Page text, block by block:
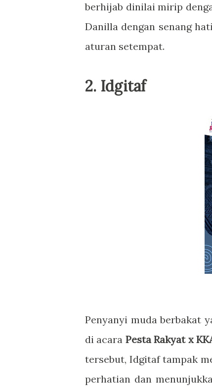
berhijab dinilai mirip
Danilla dengan senang
aturan setempat.
2. Idgitaf
Penyanyi muda berbakat
di acara Pesta Rakyat x
tersebut, Idgitaf tampak
perhatian dan